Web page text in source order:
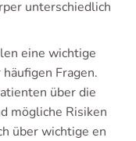
unterschiedlich
eine wichtige
Fragen.
über die
mögliche Risiken
über wichtige en